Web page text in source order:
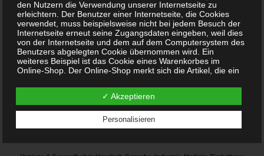
Innovative biologisch – chemische
den Nutzern die Verwendung unserer Internetseite zu
erleichtern. Der Benutzer einer Internetseite, die Cookies
verwendet, muss beispielsweise nicht bei jedem Besuch der
Internetseite erneut seine Zugangsdaten eingeben, weil dies
von der Internetseite und dem auf dem Computersystem des
Benutzers abgelegten Cookie übernommen wird. Ein
weiteres Beispiel ist das Cookie eines Warenkorbes im
Online-Shop. Der Online-Shop merkt sich die Artikel, die ein
Cookie.
Die betroffene Person kann die Setzung von Cookies durch
unsere Internetseite jederzeit mittels einer entsprechenden
Einstellung des genutzten Internetbrowsers verhindern und
damit der Setzung von Cookies dauerhaft widersprechen.
✓ Akzeptieren
Personalisieren